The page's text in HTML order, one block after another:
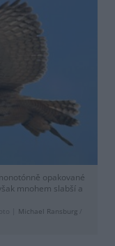
opakované
mnohem slabší a
| Michael Ransburg